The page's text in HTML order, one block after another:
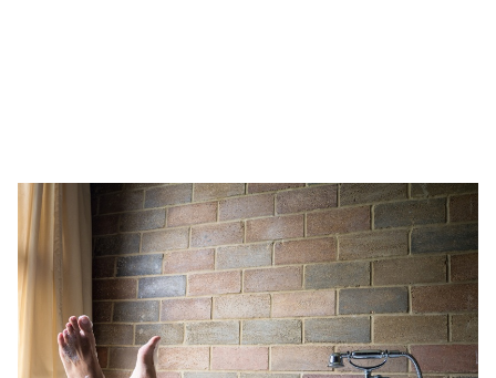
ดูด
วง
ผู้
หญิง
ผู้ชาย
สุขภาพ